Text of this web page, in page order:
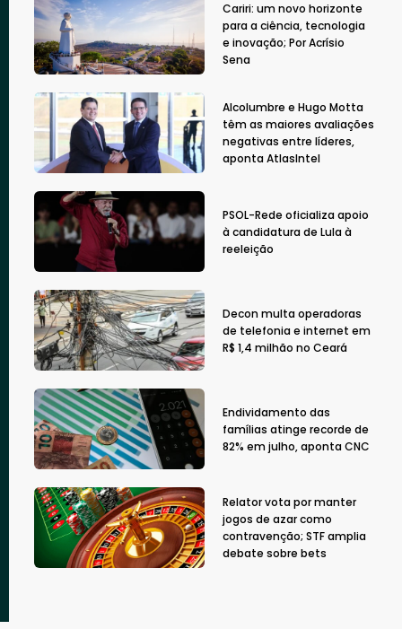
Cariri: um novo horizonte
para a ciência, tecnologia
e inovação; Por Acrísio
Sena
Alcolumbre e Hugo Motta
têm as maiores avaliações
negativas entre líderes,
aponta AtlasIntel
PSOL-Rede oficializa apoio
à candidatura de Lula à
reeleição
Decon multa operadoras
de telefonia e internet em
R$ 1,4 milhão no Ceará
Endividamento das
famílias atinge recorde de
82% em julho, aponta CNC
Relator vota por manter
jogos de azar como
contravenção; STF amplia
debate sobre bets